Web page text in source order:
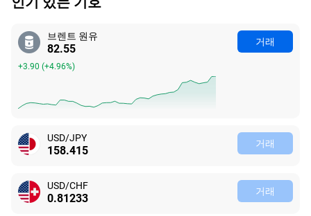
브렌트 원유
82.55
+3.90 (+4.96%)
거래
USD/JPY
158.415 거래
USD/CHF
0.81233 거래